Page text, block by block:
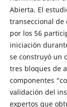
Abierta. El
transeccional de
por los 56
iniciación
se construyó un
tres bloques de
componentes
validación del
expertos que